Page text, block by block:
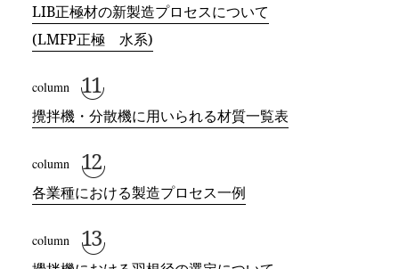
LIB正極材の新製造プロセスについて
(LMFP正極 水系)
攪拌機・分散機に用いられる材質一覧表
各業種における製造プロセス一例